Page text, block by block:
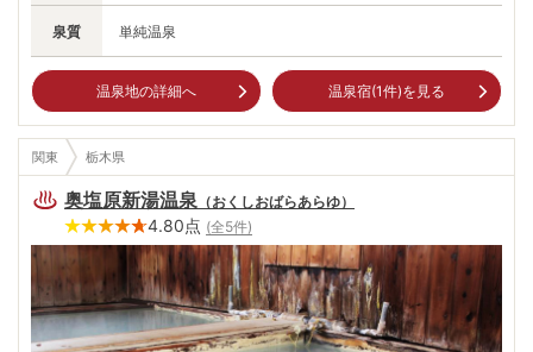
泉質 単純温泉
温泉地の詳細へ 温泉宿(1件)を見る
関東 栃木県
奥塩原新湯温泉 （おくしおばらあらゆ）
4.80点 (全5件)